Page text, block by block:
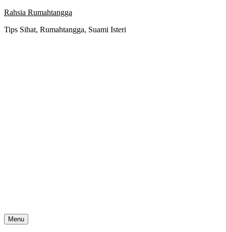
Skip
content
Rahsia Rumahtangga
Tips Sihat, Rumahtangga, Suami Isteri
Menu